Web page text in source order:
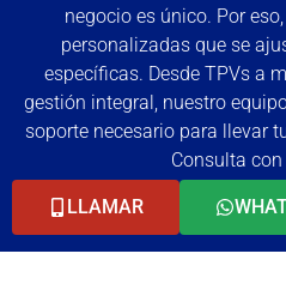
negocio es único. Por
personalizadas que se
específicas. Desde TPVs a
gestión integral, nuestro
soporte necesario para llevar
Consulta
LLAMAR